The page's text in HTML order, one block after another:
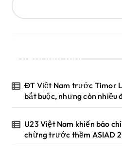
Bài viết mới
ĐT Việt Nam trước Timor
bắt buộc, nhưng còn nhiều
U23 Việt Nam khiến báo
chừng trước thềm ASIAD